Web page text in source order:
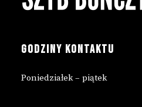
GODZINY KONTAKTU
Poniedziałek – piątek